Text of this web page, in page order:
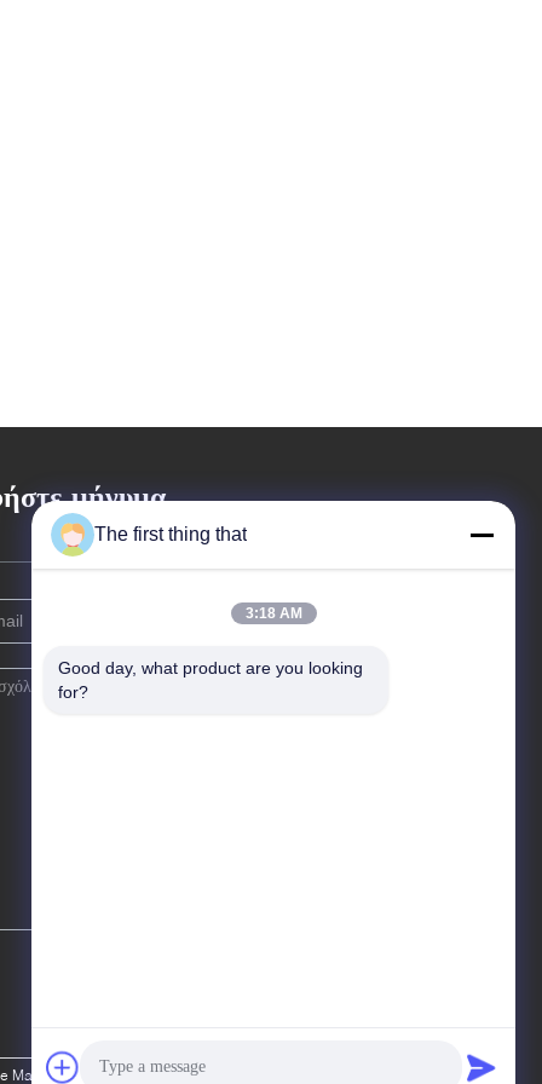
μήνυμα
All Rights Reserved. Developed by
The first thing that
3:18 AM
Good day, what product are you looking
for?